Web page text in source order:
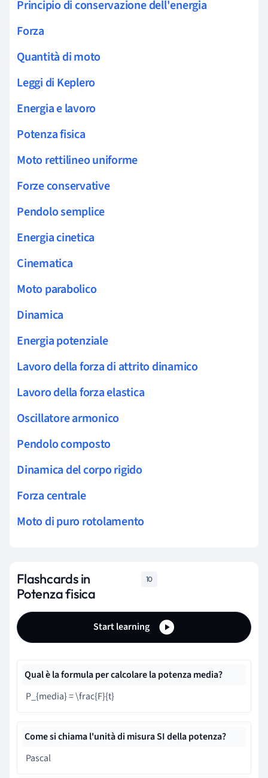
Principio di conservazione dell'energia
Forza
Quantità di moto
Leggi di Keplero
Energia e lavoro
Potenza fisica
Moto rettilineo uniforme
Forze conservative
Pendolo semplice
Energia cinetica
Cinematica
Moto parabolico
Dinamica
Energia potenziale
Lavoro della forza di attrito dinamico
Lavoro della forza elastica
Oscillatore armonico
Pendolo composto
Dinamica del corpo rigido
Forza centrale
Moto di puro rotolamento
Flashcards in
Potenza fisica
10
Start learning
Qual è la formula per calcolare la potenza media?
P_{media} = \frac{F}{t}
Come si chiama l'unità di misura SI della potenza?
Pascal